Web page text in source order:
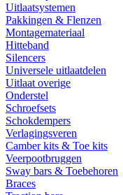
Uitlaatsystemen
Pakkingen & Flenzen
Montagemateriaal
Hitteband
Silencers
Universele uitlaatdelen
Uitlaat overige
Onderstel
Schroefsets
Schokdempers
Verlagingsveren
Camber kits & Toe kits
Veerpootbruggen
Sway bars & Toebehoren
Braces